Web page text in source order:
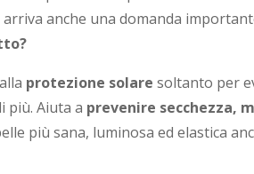
anche una domanda
protezione solare soltanto per
più. Aiuta a prevenire secchezza,
più sana, luminosa ed elastica